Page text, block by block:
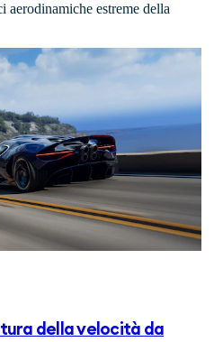
aerodinamiche estreme della
della velocità da